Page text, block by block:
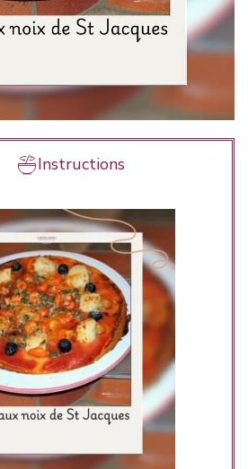
Instructions